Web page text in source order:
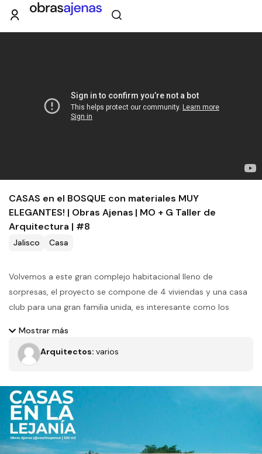
CASAS en el BOSQUE con materiales MUY
ELEGANTES! | Obras Ajenas | MO + G Taller de
Arquitectura | #8
Jalisco Casa
Volvemos a este gran complejo habitacional lleno de
sorpresas, el proyecto se compone de 4 viviendas y una casa
club para una gran familia unida, es interesante como los
una excelente jardinería y el uso de materiales naturales, hacen
parecer que estas bellas casas siempre estuvieron en el
Mostrar más
Arquitectos: varios
Filtros